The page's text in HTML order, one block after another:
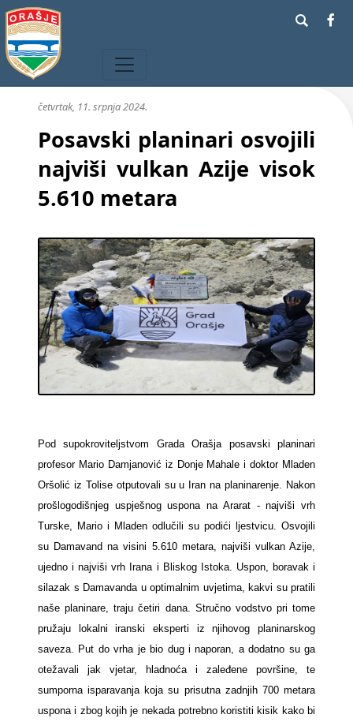
četvrtak, 11. srpnja 2024.
Posavski planinari osvojili
najviši vulkan Azije visok
5.610 metara
Pod supokroviteljstvom Grada Orašja posavski planinari
profesor Mario Damjanović iz Donje Mahale i doktor Mladen
Oršolić iz Tolise otputovali su u Iran na planinarenje. Nakon
prošlogodišnjeg uspješnog uspona na Ararat - najviši vrh
Turske, Mario i Mladen odlučili su podići ljestvicu. Osvojili
su Damavand na visini 5.610 metara, najviši vulkan Azije,
ujedno i najviši vrh Irana i Bliskog Istoka. Uspon, boravak i
silazak s Damavanda u optimalnim uvjetima, kakvi su pratili
naše planinare, traju četiri dana. Stručno vodstvo pri tome
pružaju lokalni iranski eksperti iz njihovog planinarskog
saveza. Put do vrha je bio dug i naporan, a dodatno su ga
otežavali jak vjetar, hladnoća i zaleđene površine, te
sumporna isparavanja koja su prisutna zadnjih 700 metara
uspona i zbog kojih je nekada potrebno koristiti kisik kako bi